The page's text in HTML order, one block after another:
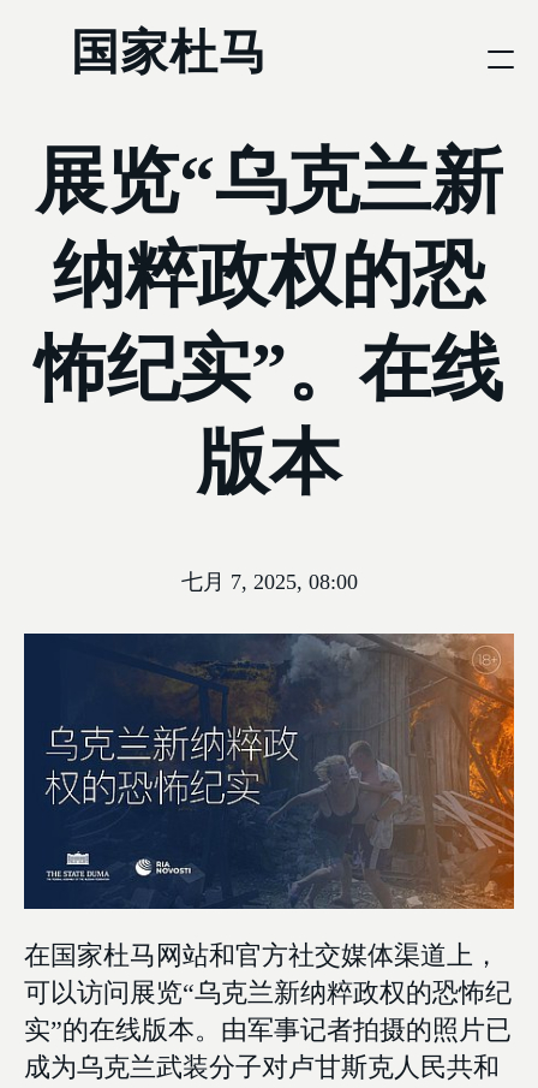
国家杜马
展览“乌克兰新
纳粹政权的恐
怖纪实”。在线
版本
七月 7, 2025, 08:00
在国家杜马网站和官方社交媒体渠道上，
可以访问展览“乌克兰新纳粹政权的恐怖纪
实”的在线版本。由军事记者拍摄的照片已
成为乌克兰武装分子对卢甘斯克人民共和